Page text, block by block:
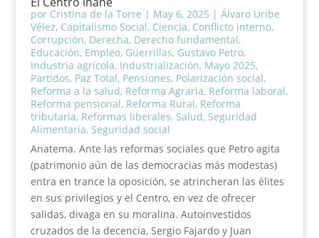
por Cristina de la Torre | May 6, 2025 | Álvaro Uribe
Vélez, Capitalismo Social, Ciencia, Conflicto interno,
Corrupción, Derecha, Derecho fundamental,
Educación, Empleo, Guerrillas, Gustavo Petro,
Industria agrícola, Industrialización, Mayo 2025,
Partidos, Paz Total, Pensiones, Polarización social,
Reforma a la salud, Reforma Agraria, Reforma laboral,
Reforma pensional, Reforma Rural, Reforma
tributaria, Reformas liberales, Salud, Seguridad
Alimentaria, Seguridad social
Anatema. Ante las reformas sociales que Petro agita
(patrimonio aún de las democracias más modestas)
entra en trance la oposición, se atrincheran las élites
en sus privilegios y el Centro, en vez de ofrecer
salidas, divaga en su moralina. Autoinvestidos
cruzados de la decencia, Sergio Fajardo y Juan